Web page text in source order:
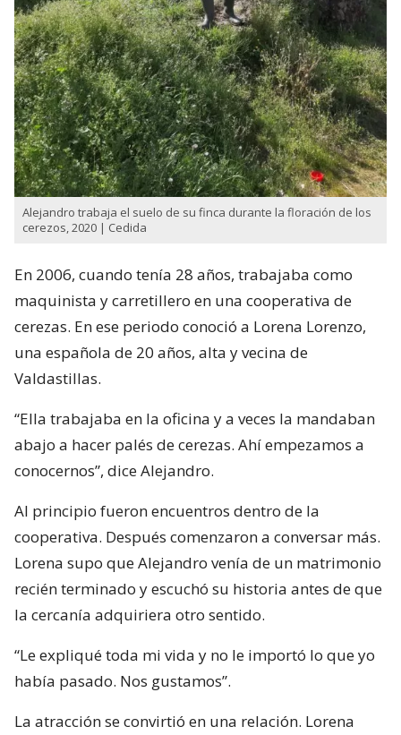
Alejandro trabaja el suelo de su finca durante la floración de los
cerezos, 2020 | Cedida
En 2006, cuando tenía 28 años, trabajaba como
maquinista y carretillero en una cooperativa de
cerezas. En ese periodo conoció a Lorena Lorenzo,
una española de 20 años, alta y vecina de
Valdastillas.
“Ella trabajaba en la oficina y a veces la mandaban
abajo a hacer palés de cerezas. Ahí empezamos a
conocernos”, dice Alejandro.
Al principio fueron encuentros dentro de la
cooperativa. Después comenzaron a conversar más.
Lorena supo que Alejandro venía de un matrimonio
recién terminado y escuchó su historia antes de que
la cercanía adquiriera otro sentido.
“Le expliqué toda mi vida y no le importó lo que yo
había pasado. Nos gustamos”.
La atracción se convirtió en una relación. Lorena